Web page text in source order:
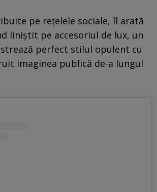
pe rețelele sociale, îl arată
liniștit pe accesoriul de lux, un
perfect stilul opulent cu
imaginea publică de-a lungul